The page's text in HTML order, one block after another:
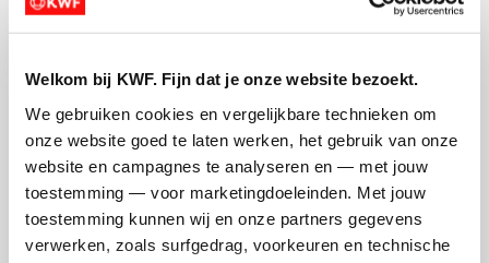
Welkom bij KWF. Fijn dat je onze website bezoekt.
We gebruiken cookies en vergelijkbare technieken om
onze website goed te laten werken, het gebruik van onze
website en campagnes te analyseren en — met jouw
toestemming — voor marketingdoeleinden. Met jouw
toestemming kunnen wij en onze partners gegevens
verwerken, zoals surfgedrag, voorkeuren en technische